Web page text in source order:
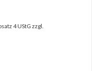
4 UStG zzgl.